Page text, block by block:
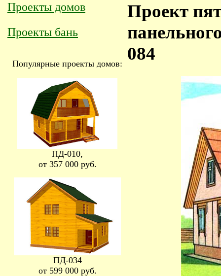
Проекты домов
Проекты бань
Популярные проекты домов:
ПД-010,
от 357 000 руб.
ПД-034
от 599 000 руб.
Проект
084